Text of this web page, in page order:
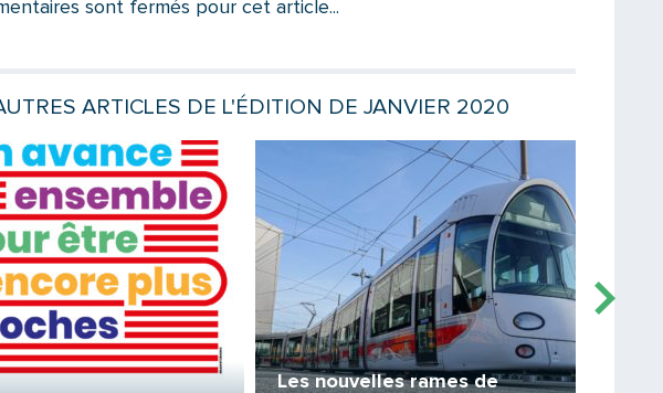
Votre email
Message
sont fermés pour cet article...
ARTICLES DE L'ÉDITION DE JANVIER 2020
Les nouvelles rames de